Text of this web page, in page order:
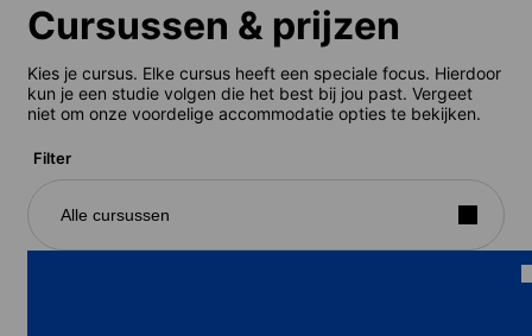
Cursussen & prijzen
Kies je cursus. Elke cursus heeft een speciale focus. Hierdoor
kun je een studie volgen die het best bij jou past. Vergeet
niet om onze voordelige accommodatie opties te bekijken.
Filter
Alle cursussen